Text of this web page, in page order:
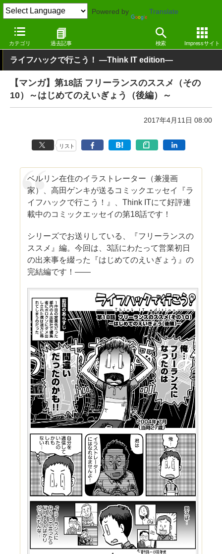
Powered by Translate
カテゴリ 過去記事 検索 Impressサイト
窓の杜 その他の話題
ライフハックで行こう！ ―Think IT edition―
【マンガ】第18話 フリーランスのススメ（その
10）～はじめてのえいぎょう（後編）～
2017年4月11日 08:00
リスト
ベルリン在住のイラストレーター（兼漫画
家）、高田ゲンキが送るコミックエッセイ『ラ
イフハックで行こう！』、Think ITにて好評連
載中のコミックエッセイの第18話です！
シリーズでお送りしている、『フリーランスの
ススメ』編。今回は、3話にわたって営業初日
の出来事を綴った『はじめてのえいぎょう』の
完結編です！――